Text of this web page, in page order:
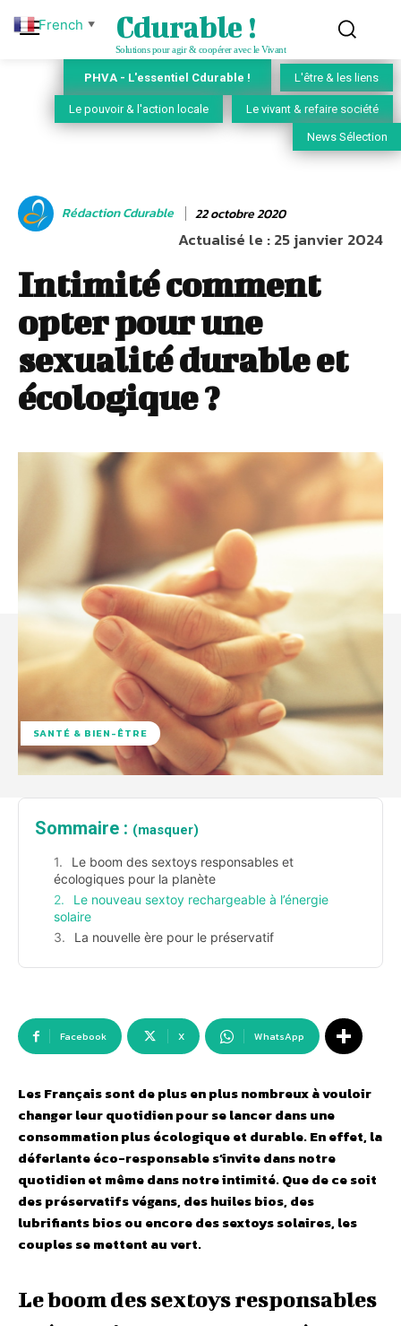
Cdurable !
Solutions pour agir & coopérer avec le Vivant
PHVA - L'essentiel Cdurable ! L'être & les liens
Le pouvoir & l'action locale Le vivant & refaire société
News Sélection
Rédaction Cdurable 22 octobre 2020
Actualisé le :25 janvier 2024
Intimité comment
opter pour une
sexualité durable et
écologique ?
SANTÉ & BIEN-ÊTRE
Sommaire : (masquer)
Le boom des sextoys responsables et
écologiques pour la planète
Le nouveau sextoy rechargeable à l’énergie
solaire
La nouvelle ère pour le préservatif
Facebook X WhatsApp
Les Français sont de plus en plus nombreux à vouloir
changer leur quotidien pour se lancer dans une
consommation plus écologique et durable. En effet, la
déferlante éco-responsable s’invite dans notre
quotidien et même dans notre intimité. Que de ce soit
des préservatifs végans, des huiles bios, des
lubrifiants bios ou encore des sextoys solaires, les
couples se mettent au vert.
Le boom des sextoys responsables
French ▼